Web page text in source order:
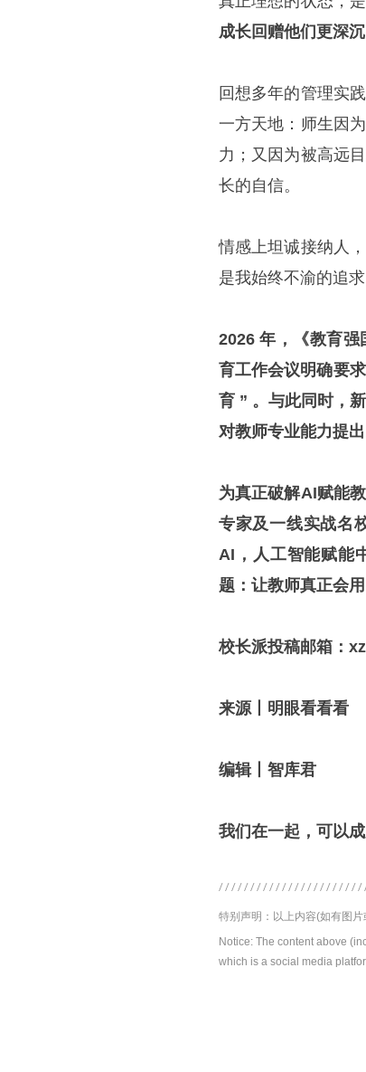
成长回赠他们更深沉
回想多年的管理实
一方天地：师生因
力；又因为被高远
长的自信。
情感上坦诚接纳人
是我始终不渝的追
2026 年，《教育
育工作会议明确要
育 ” 。与此同时，
对教师专业能力提
为真正破解AI赋能
专家及一线实战名
AI ， 人工智能赋能
题：让教师真正会
校长派投稿邮箱：
来源丨明眼看看看
编辑丨智库君
我们在一起，可以
特别声明：以上内容(如有图片
Notice: The content above
which is a social media